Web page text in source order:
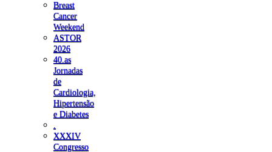
Breast
Cancer
Weekend
ASTOR
2026
40.as
Jornadas
de
Cardiologia,
Hipertensão
e Diabetes
XXXIV
Congresso